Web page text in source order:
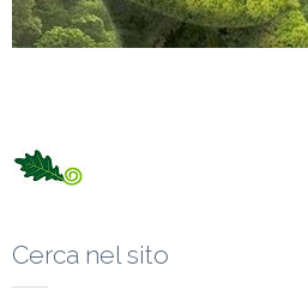
Cerca nel sito